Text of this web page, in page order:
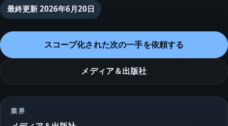
最終更新 2026年6月20日
スコープ化された次の一手を依頼する
メディア＆出版社
業界